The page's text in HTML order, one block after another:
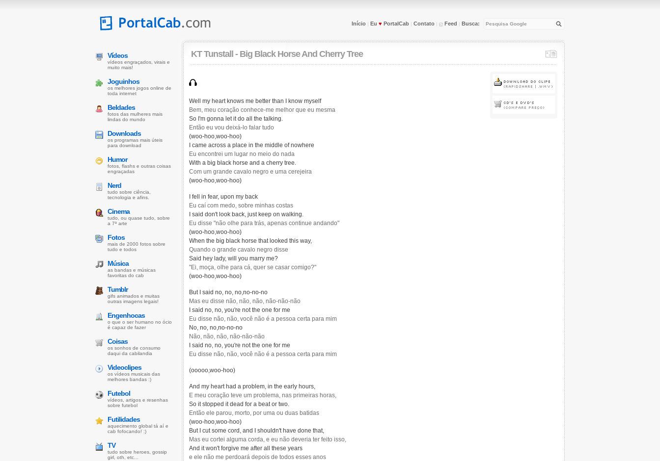
Início | Eu ♥ PortalCab | Contato | Feed | Busca:
KT Tunstall - Big Black Horse And Cherry Tree
Well my heart knows me better than I know myself
Bem, meu coração conhece-me melhor que eu mesma
So I'm gonna let it do all the talking.
Então eu vou deixá-lo falar tudo
(woo-hoo,woo-hoo)
I came across a place in the middle of nowhere
Eu encontrei um lugar no meio do nada
With a big black horse and a cherry tree.
Com um grande cavalo negro e uma cerejeira
(woo-hoo,woo-hoo)
I fell in fear, upon my back
Eu caí com medo, sobre minhas costas
I said don't look back, just keep on walking.
Eu disse "não olhe para trás, apenas continue andando"
(woo-hoo,woo-hoo)
When the big black horse that looked this way,
Quando o grande cavalo negro disse
Said hey lady, will you marry me?
"Ei, moça, olhe para cá, quer se casar comigo?"
(woo-hoo,woo-hoo)
But I said no, no, no,no-no-no
Mas eu disse não, não, não, não-não-não
I said no, no, you're not the one for me
Eu disse não, não, você não é a pessoa certa para mim
No, no, no,no-no-no
Não, não, não, não-não-não
I said no, no, you're not the one for me
Eu disse não, não, você não é a pessoa certa para mim
(ooooo,woo-hoo)
And my heart had a problem, in the early hours,
E meu coração teve um problema, nas primeiras horas,
So it stopped it dead for a beat or two.
Então ele parou, morto, por uma ou duas batidas
(woo-hoo,woo-hoo)
But I cut some cord, and I shouldn't have done that,
Mas eu cortei alguma corda, e eu não deveria ter feito isso,
And it won't forgive me after all these years
e ele não me perdoará depois de todos esses anos
Vídeos
vídeos engraçados, virais e
muito mais!
Joguinhos
os melhores jogos online de
toda internet
Beldades
fotos das mulheres mais
lindas do mundo
Downloads
os programas mais úteis
para download
Humor
fotos, flashs e outras coisas
engraçadas
Nerd
tudo sobre ciência,
tecnologia e afins.
Cinema
tudo, ou quase tudo, sobre
a 7ª arte
Fotos
mais de 2000 fotos sobre
tudo e todos
Música
as bandas e músicas
favoritas do cab
Tumblr
gifs animados e muitas
outras imagens legais!
Engenhocas
o que o ser humano no ócio
é capaz de fazer
Coisas
os sonhos de consumo
daqui da cabilandia
Videoclipes
os vídeos musicais das
melhores bandas :)
Futebol
vídeos, artigos e resenhas
sobre futebol
Futilidades
aquecimento global tá aí e
cab fofocando! :)
TV
tudo sobre heroes, gossip
girl, oth, etc...